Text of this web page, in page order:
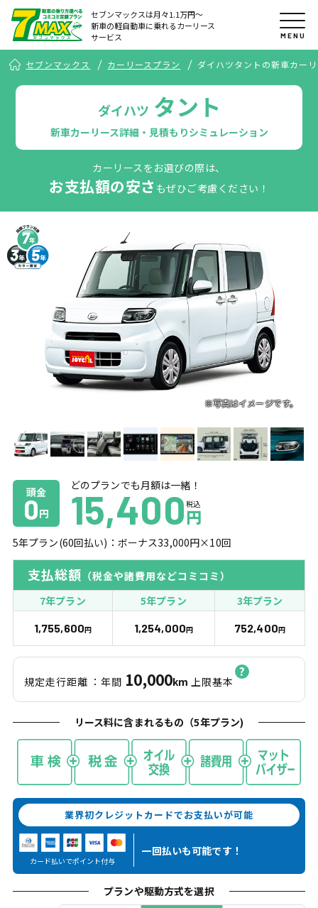
セブンマックスは月々1.1万円〜
新車の軽自動車に乗れるカーリース
サービス
MENU
セブンマックス カーリースプラン ダイハツタントの新車カー
ダイハツ タント
新車カーリース詳細・見積もりシミュレーション
カーリースをお選びの際は、
お支払額の安さ もぜひご考慮ください！
頭金
0円
どのプランでも月額は一緒！
15,400 税込
円
5年プラン(60回払い)：ボーナス33,000円×10回
支払総額 （税金や諸費用などコミコミ）
7年プラン
5年プラン 3年プラン
1,755,600円 1,254,000円 752,400円
規定走行距離 ：年間 10,000km 上限基本
リース料に含まれるもの（5年プラン)
業界初クレジットカードでお支払いが可能
カード払いでポイント付与
一回払いも可能です！
プランや駆動方式を選択